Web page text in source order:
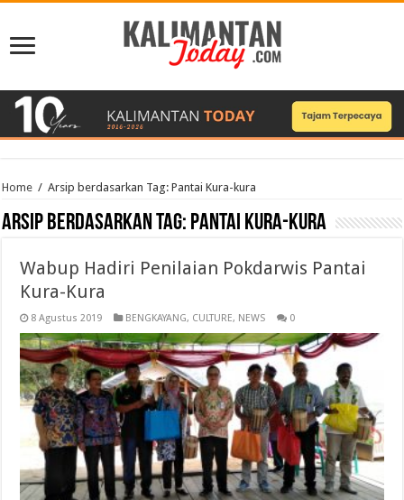
Home / Arsip berdasarkan Tag:Pantai Kura-kura
Arsip berdasarkan Tag: Pantai Kura-kura
Wabup Hadiri Penilaian Pokdarwis Pantai
Kura-Kura
8 Agustus 2019 BENGKAYANG, CULTURE, NEWS 0